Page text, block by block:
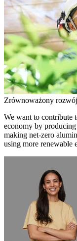
Zrównoważony rozwój
We want to contribute
economy by
making net-zero
using more renewable